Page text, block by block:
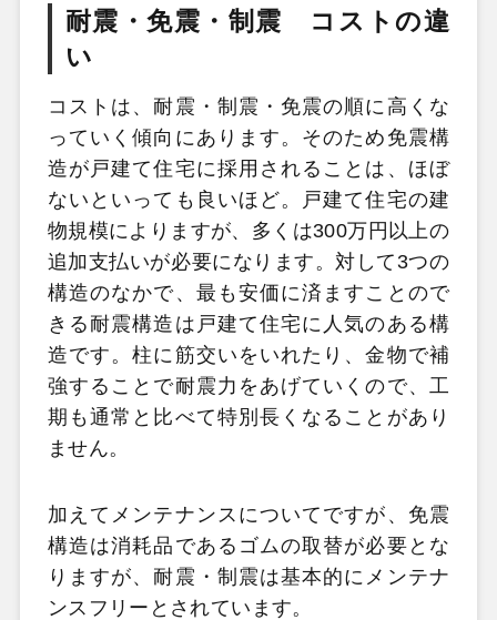
耐震・免震・制震 コストの違
い
コストは、耐震・制震・免震の順に高くな
っていく傾向にあります。そのため免震構
造が戸建て住宅に採用されることは、ほぼ
ないといっても良いほど。戸建て住宅の建
物規模によりますが、多くは300万円以上の
追加支払いが必要になります。対して3つの
構造のなかで、最も安価に済ますことので
きる耐震構造は戸建て住宅に人気のある構
造です。柱に筋交いをいれたり、金物で補
強することで耐震力をあげていくので、工
期も通常と比べて特別長くなることがあり
ません。
加えてメンテナンスについてですが、免震
構造は消耗品であるゴムの取替が必要とな
りますが、耐震・制震は基本的にメンテナ
ンスフリーとされています。